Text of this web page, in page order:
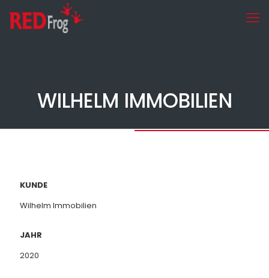
WILHELM IMMOBILIEN
KUNDE
Wilhelm Immobilien
JAHR
2020